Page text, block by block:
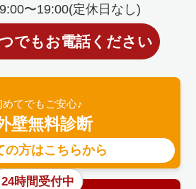
〜19:00(定休日なし)
でもお電話ください
めてでもご安心♪
壁無料診断
の方はこちらから
24時間受付中